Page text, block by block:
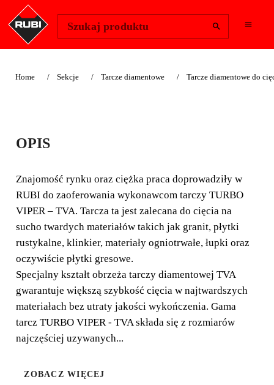
Szukaj produktu
Home Sekcje Tarcze diamentowe Tarcze diamentowe do
TARCZA
DIAMENTOWA DO
MATERIAŁÓW
TWARDYCH, MINI
VIPER (TVA)
Tarcza zalecana do cięcia twardych materiałów takich jak
granit, łupek, gres porcelanowy, kamień naturalny i
spiekany.
OPIS
Znajomość rynku oraz ciężka praca doprowadziły w
RUBI do zaoferowania wykonawcom tarczy TURBO
VIPER – TVA. Tarcza ta jest zalecana do cięcia na
sucho twardych materiałów takich jak granit, płytki
rustykalne, klinkier, materiały ogniotrwałe, łupki oraz
oczywiście płytki gresowe.
Specjalny kształt obrzeża tarczy diamentowej TVA
gwarantuje większą szybkość cięcia w najtwardszych
materiałach bez utraty jakości wykończenia. Gama
tarcz TURBO VIPER - TVA składa się z rozmiarów
najczęściej uzywanych...
ZOBACZ WIĘCEJ